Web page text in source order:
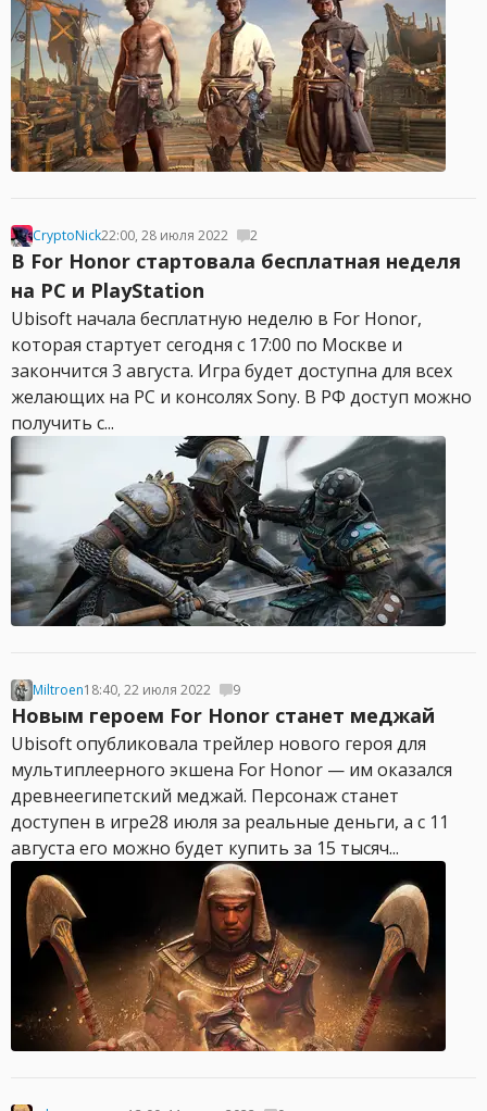
CryptoNick22:00, 28 июля 2022 2
В For Honor стартовала бесплатная неделя
на PC и PlayStation
Ubisoft начала бесплатную неделю в For Honor,
которая стартует сегодня с 17:00 по Москве и
закончится 3 августа. Игра будет доступна для всех
желающих на PC и консолях Sony. В РФ доступ можно
получить с...
Miltroen18:40, 22 июля 2022 9
Новым героем For Honor станет меджай
Ubisoft опубликовала трейлер нового героя для
мультиплеерного экшена For Honor — им оказался
древнеегипетский меджай. Персонаж станет
доступен в игре28 июля за реальные деньги, а с 11
августа его можно будет купить за 15 тысяч...